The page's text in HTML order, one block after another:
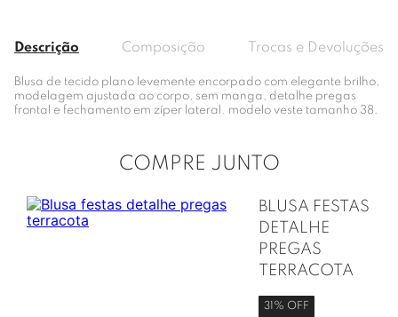
Descrição Composição Trocas e Devoluções
Blusa de tecido plano levemente encorpado com elegante brilho,
modelagem ajustada ao corpo, sem manga, detalhe pregas
frontal e fechamento em zíper lateral. modelo veste tamanho 38.
COMPRE JUNTO
BLUSA FESTAS
DETALHE
PREGAS
TERRACOTA
31 % OFF